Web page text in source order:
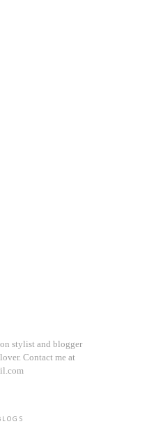
stylist and blogger
Contact me at